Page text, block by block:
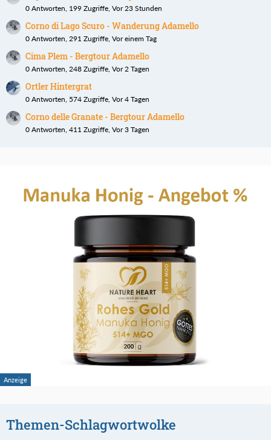
0 Antworten, 199 Zugriffe, Vor 23 Stunden
Corno di Lago Scuro - Wanderung Adamello
0 Antworten, 291 Zugriffe, Vor einem Tag
Cima Plem - Bergtour Adamello
0 Antworten, 248 Zugriffe, Vor 2 Tagen
Ortler Hintergrat
0 Antworten, 574 Zugriffe, Vor 4 Tagen
Corno delle Granate - Bergtour Adamello
0 Antworten, 411 Zugriffe, Vor 3 Tagen
Themen-Schlagwortwolke